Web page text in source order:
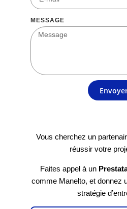
MESSAGE
Vous cherchez un
réussir votre
Faites appel à un
comme Manelto, et donnez
stratégie